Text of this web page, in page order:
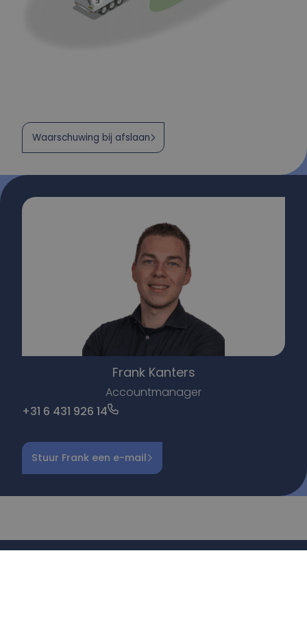
Waarschuwing bij afslaan
Frank Kanters
Accountmanager
+31 6 431 926 14
Stuur Frank een e-mail